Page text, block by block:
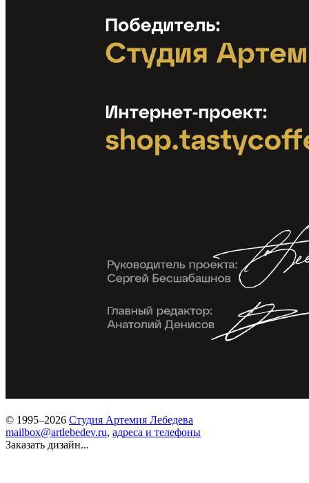
© 1995–2026 Студия Артемия Лебедева
mailbox@artlebedev.ru, адреса и телефоны
Заказать дизайн...